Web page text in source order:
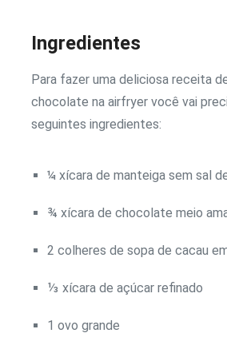
Ingredientes
Para fazer uma deliciosa receita
chocolate na airfryer você vai
seguintes ingredientes:
¼ xícara de manteiga sem sal
¾ xícara de chocolate meio
2 colheres de sopa de cacau
⅓ xícara de açúcar refinado
1 ovo grande